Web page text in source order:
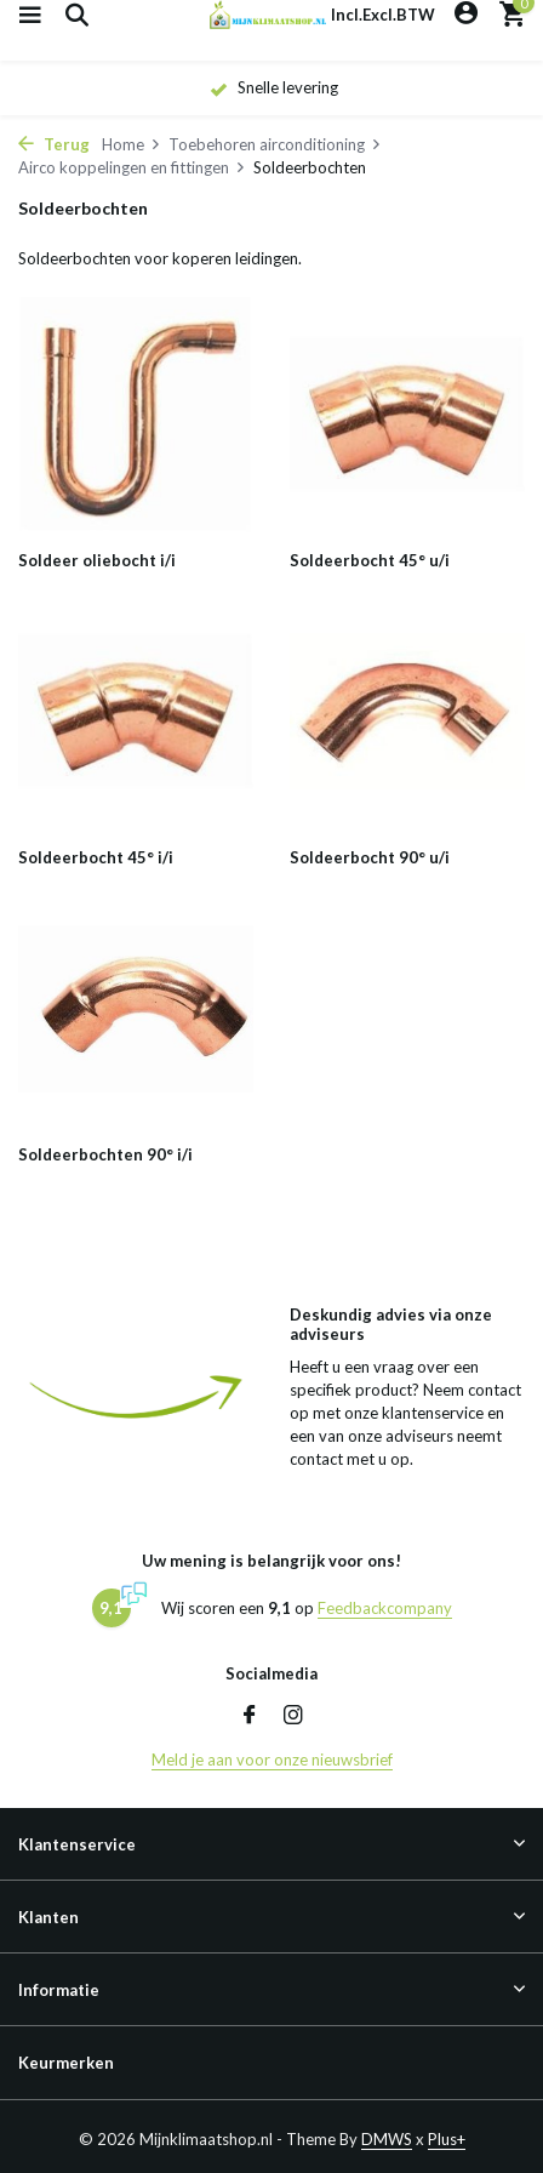
Incl.Excl.BTW
Snelle levering
Terug Home
Toebehoren airconditioning
Airco koppelingen en fittingen
Soldeerbochten
Soldeerbochten
Soldeerbochten voor koperen leidingen.
Soldeer oliebocht i/i Soldeerbocht 45° u/i
Soldeerbocht 45° i/i Soldeerbocht 90° u/i
Soldeerbochten 90° i/i
Deskundig advies via onze
adviseurs
Heeft u een vraag over een
specifiek product? Neem contact
op met onze klantenservice en
een van onze adviseurs neemt
contact met u op.
Uw mening is belangrijk voor ons!
9,1 Wij scoren een 9,1 op Feedbackcompany
Socialmedia
Meld je aan voor onze nieuwsbrief
Klantenservice
Klanten
Informatie
Keurmerken
© 2026 Mijnklimaatshop.nl - Theme ByDMWS x Plus+